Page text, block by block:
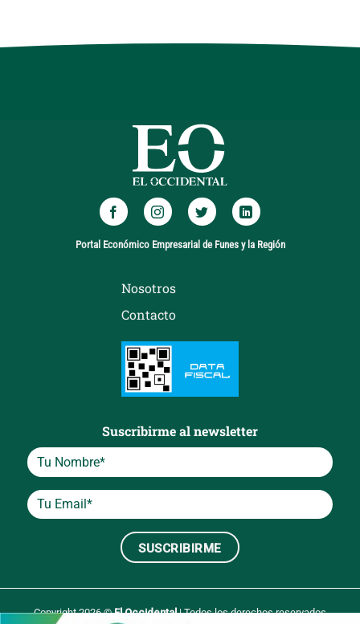
Portal Económico Empresarial de Funes y la Región
Nosotros
Contacto
Suscribirme al newsletter
Copyright 2026 ©El Occidental| Todos los derechos reservados